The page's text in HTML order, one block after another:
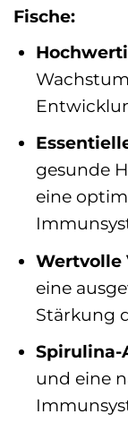
Fische:
gesunde
eine
Wertvolle
eine
Stärkung
Spirulina-
und eine